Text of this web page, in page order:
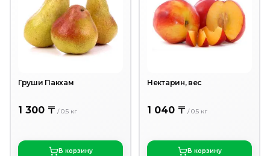
Груши Пакхам
1 300 〒 /0.5 кг
В корзину
Нектарин, вес
1 040 〒 /0.5 кг
В корзину